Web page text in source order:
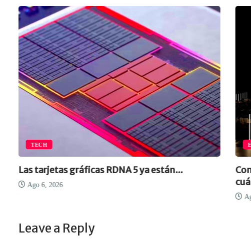
TECH
Las tarjetas gráficas RDNA 5 ya están...
Ago 6, 2026
Leave a Reply